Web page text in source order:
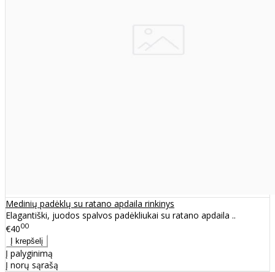
Medinių padėklų su ratano apdaila rinkinys
Elagantiški, juodos spalvos padėkliukai su ratano apdaila ..
€4000
Į palyginimą
Į norų sąrašą